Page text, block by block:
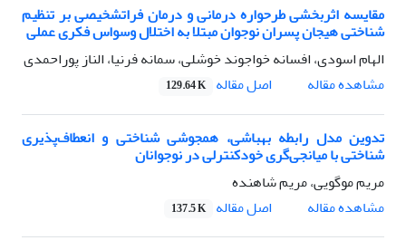
مقایسه اثربخشی طرحواره درمانی و درمان فراتشخیصی بر تنظیم
شناختی هیجان پسران نوجوان مبتلا به اختلال وسواس فکری عملی
الهام اسودی، افسانه خواجوند خوشلی، سمانه فرنیا، الناز پوراحمدی
مشاهده مقاله
اصل مقاله 129.64 K
تدوین مدل رابطه بهباشی، همجوشی شناختی و انعطاف‌پذیری
شناختی با میانجی‌گری خودکنترلی در نوجوانان
مریم موگویی، مریم شاهنده
مشاهده مقاله
اصل مقاله 137.5 K